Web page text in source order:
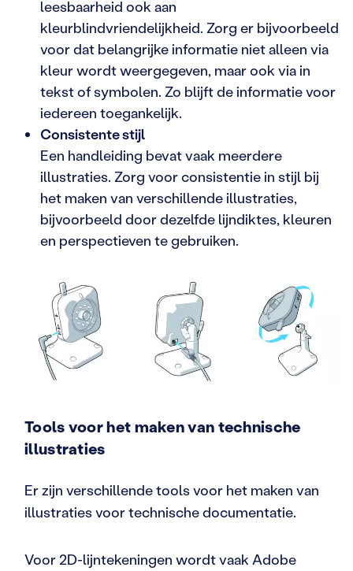
leesbaarheid ook aan
kleurblindvriendelijkheid. Zorg er bijvoorbeeld
voor dat belangrijke informatie niet alleen via
kleur wordt weergegeven, maar ook via in
tekst of symbolen. Zo blijft de informatie voor
iedereen toegankelijk.
Consistente stijl
Een handleiding bevat vaak meerdere
illustraties. Zorg voor consistentie in stijl bij
het maken van verschillende illustraties,
bijvoorbeeld door dezelfde lijndiktes, kleuren
en perspectieven te gebruiken.
Tools voor het maken van technische
illustraties
Er zijn verschillende tools voor het maken van
illustraties voor technische documentatie.
Voor 2D-lijntekeningen wordt vaak Adobe